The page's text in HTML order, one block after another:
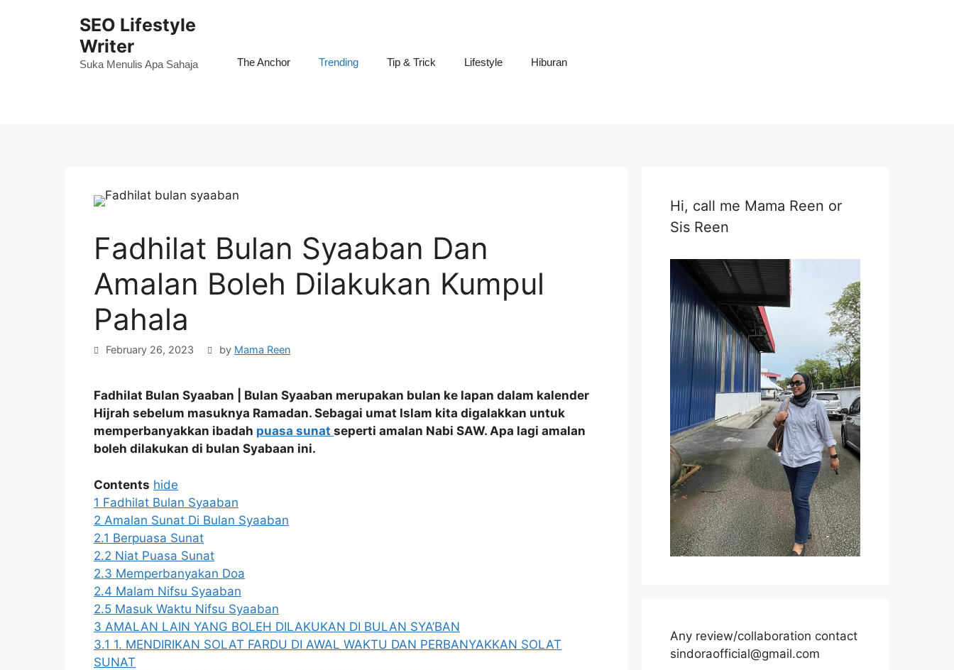
SEO Lifestyle
Writer
Suka Menulis Apa Sahaja The Anchor Trending Tip & Trick Lifestyle Hiburan
Fadhilat Bulan Syaaban Dan
Amalan Boleh Dilakukan Kumpul
Pahala
February 26, 2023 by Mama Reen
Fadhilat Bulan Syaaban | Bulan Syaaban merupakan bulan ke lapan dalam kalender
Hijrah sebelum masuknya Ramadan. Sebagai umat Islam kita digalakkan untuk
memperbanyakkan ibadah puasa sunat seperti amalan Nabi SAW. Apa lagi amalan
boleh dilakukan di bulan Syabaan ini.
Contents hide
1 Fadhilat Bulan Syaaban
2 Amalan Sunat Di Bulan Syaaban
2.1 Berpuasa Sunat
2.2 Niat Puasa Sunat
2.3 Memperbanyakan Doa
2.4 Malam Nifsu Syaaban
2.5 Masuk Waktu Nifsu Syaaban
3 AMALAN LAIN YANG BOLEH DILAKUKAN DI BULAN SYA’BAN
3.1 1. MENDIRIKAN SOLAT FARDU DI AWAL WAKTU DAN PERBANYAKKAN SOLAT
SUNAT
Hi, call me Mama Reen or
Sis Reen
Any review/collaboration contact
sindoraofficial@gmail.com